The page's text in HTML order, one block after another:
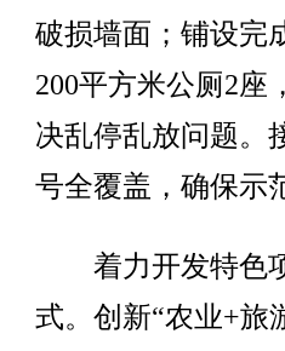
破损墙面；铺设完
200平方米公厕2座
决乱停乱放问题。
号全覆盖，确保示
着力开发特色项
式。创新“农业+旅